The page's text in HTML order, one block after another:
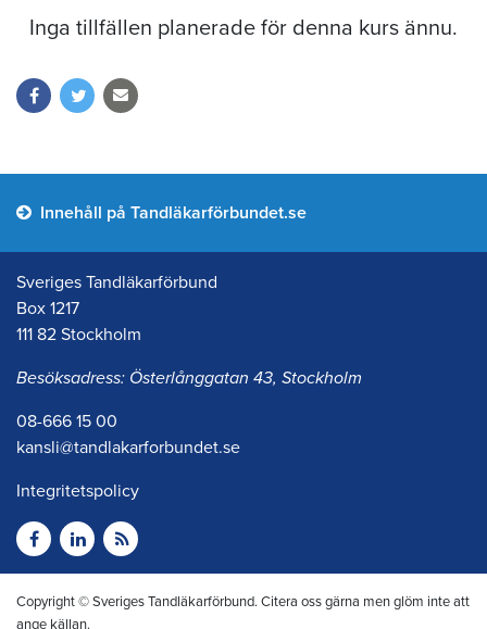
Inga tillfällen planerade för denna kurs ännu.
Innehåll på Tandläkarförbundet.se
Sveriges Tandläkarförbund
Box 1217
111 82 Stockholm
Besöksadress: Österlånggatan 43, Stockholm
08-666 15 00
kansli@tandlakarforbundet.se
Integritetspolicy
Copyright © Sveriges Tandläkarförbund. Citera oss gärna men glöm inte att
ange källan.